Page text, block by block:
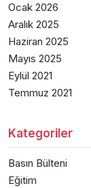
Ocak 2026
Aralık 2025
Haziran 2025
Mayıs 2025
Eylül 2021
Temmuz 2021
Kategoriler
Basın Bülteni
Eğitim